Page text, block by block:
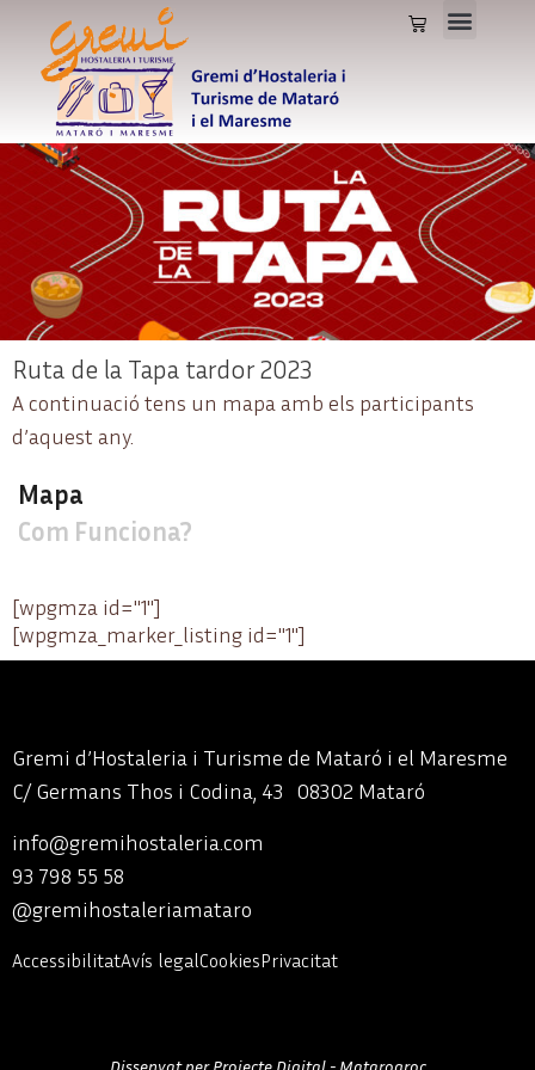
Ruta de la Tapa tardor 2023
A continuació tens un mapa amb els participants
d’aquest any.
Mapa
Com Funciona?
[wpgmza id="1"]
[wpgmza_marker_listing id="1"]
Gremi d’Hostaleria i Turisme de Mataró i el Maresme
C/ Germans Thos i Codina, 43 08302 Mataró
info@gremihostaleria.com
93 798 55 58
@gremihostaleriamataro
AccessibilitatAvís legalCookiesPrivacitat
Dissenyat per Projecte Digital - Matarogroc